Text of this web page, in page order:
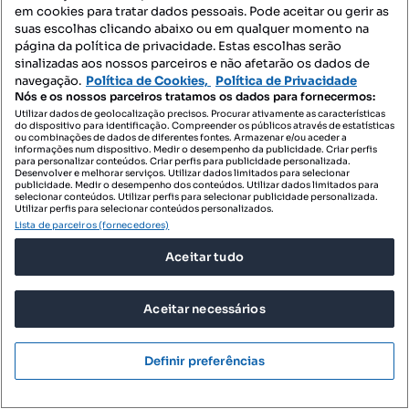
Apartamento T2 com garagem e elevador para
arrendamento anual
Cortes, Leiria, Pousos, Barreira e Cortes, Leiria, Leiria
Tipologia
T2
Preço por metro quadrado
100 m²
Profissional
em cookies para tratar dados pessoais. Pode aceitar ou gerir as
suas escolhas clicando abaixo ou em qualquer momento na
página da política de privacidade. Estas escolhas serão
sinalizadas aos nossos parceiros e não afetarão os dados de
navegação. Política de Cookies, Política de Privacidade
Nós e os nossos parceiros tratamos os dados para fornecermos:
Utilizar dados de geolocalização precisos. Procurar ativamente as características
do dispositivo para identificação. Compreender os públicos através de estatísticas
ou combinações de dados de diferentes fontes. Armazenar e/ou aceder a
informações num dispositivo. Medir o desempenho da publicidade. Criar perfis
para personalizar conteúdos. Criar perfis para publicidade personalizada.
Desenvolver e melhorar serviços. Utilizar dados limitados para selecionar
publicidade. Medir o desempenho dos conteúdos. Utilizar dados limitados para
selecionar conteúdos. Utilizar perfis para selecionar publicidade personalizada.
Utilizar perfis para selecionar conteúdos personalizados.
Lista de parceiros (fornecedores)
Aceitar tudo
Aceitar necessários
Definir preferências